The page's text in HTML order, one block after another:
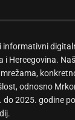
informativni
i Hercegovina.
odnosno
2025. godine